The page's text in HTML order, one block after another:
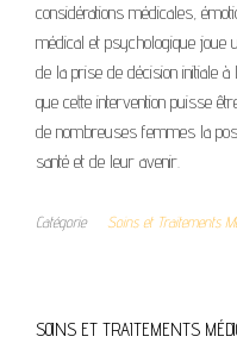
considérations médicales,
médical et psychologique
de la prise de décision initiale
que cette intervention puisse
de nombreuses femmes la
santé et de leur avenir.
Catégorie Soins et Traitements
SOINS ET TRAITEMENTS